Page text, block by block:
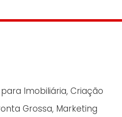
Imobiliária, Criação
Grossa, Marketing